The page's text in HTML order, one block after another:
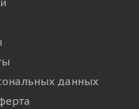
данных